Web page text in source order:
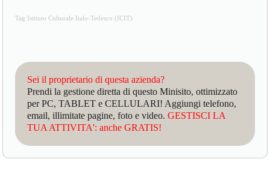
Tag Istituto Culturale Italo-Tedesco (ICIT)
Sei il proprietario di questa azienda?
Prendi la gestione diretta di questo Minisito, ottimizzato
per PC, TABLET e CELLULARI! Aggiungi telefono,
email, illimitate pagine, foto e video.GESTISCI LA
TUA ATTIVITA': anche GRATIS!